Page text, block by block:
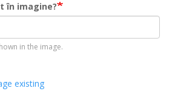
în imagine?
in the image.
existing